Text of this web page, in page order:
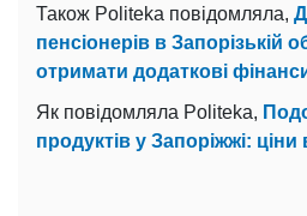
Також Politeka повідомляла,
пенсіонерів в Запорізькій
отримати додаткові
Як повідомляла Politeka,
продуктів у Запоріжжі: